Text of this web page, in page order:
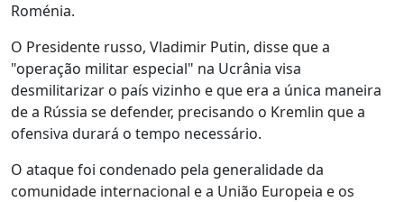
Roménia.
O Presidente russo, Vladimir Putin, disse que a
"operação militar especial" na Ucrânia visa
desmilitarizar o país vizinho e que era a única maneira
de a Rússia se defender, precisando o Kremlin que a
ofensiva durará o tempo necessário.
O ataque foi condenado pela generalidade da
comunidade internacional e a União Europeia e os